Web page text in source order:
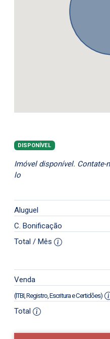
DISPONÍVEL
Imóvel disponível. Contate-
lo
Aluguel
C. Bonificação
Total / Mês
Venda
(ITBI, Registro, Escritura e Certidões)
Total